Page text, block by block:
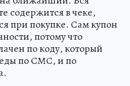
содержится в чеке,
при покупке. Сам купон
потому что
по коду, который
по СМС, и по